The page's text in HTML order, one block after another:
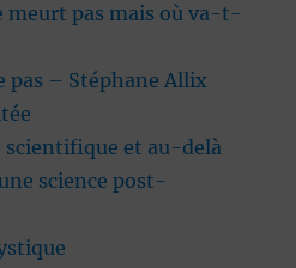
meurt pas mais où va-t-
pas – Stéphane Allix
scientifique et au-delà
science post-